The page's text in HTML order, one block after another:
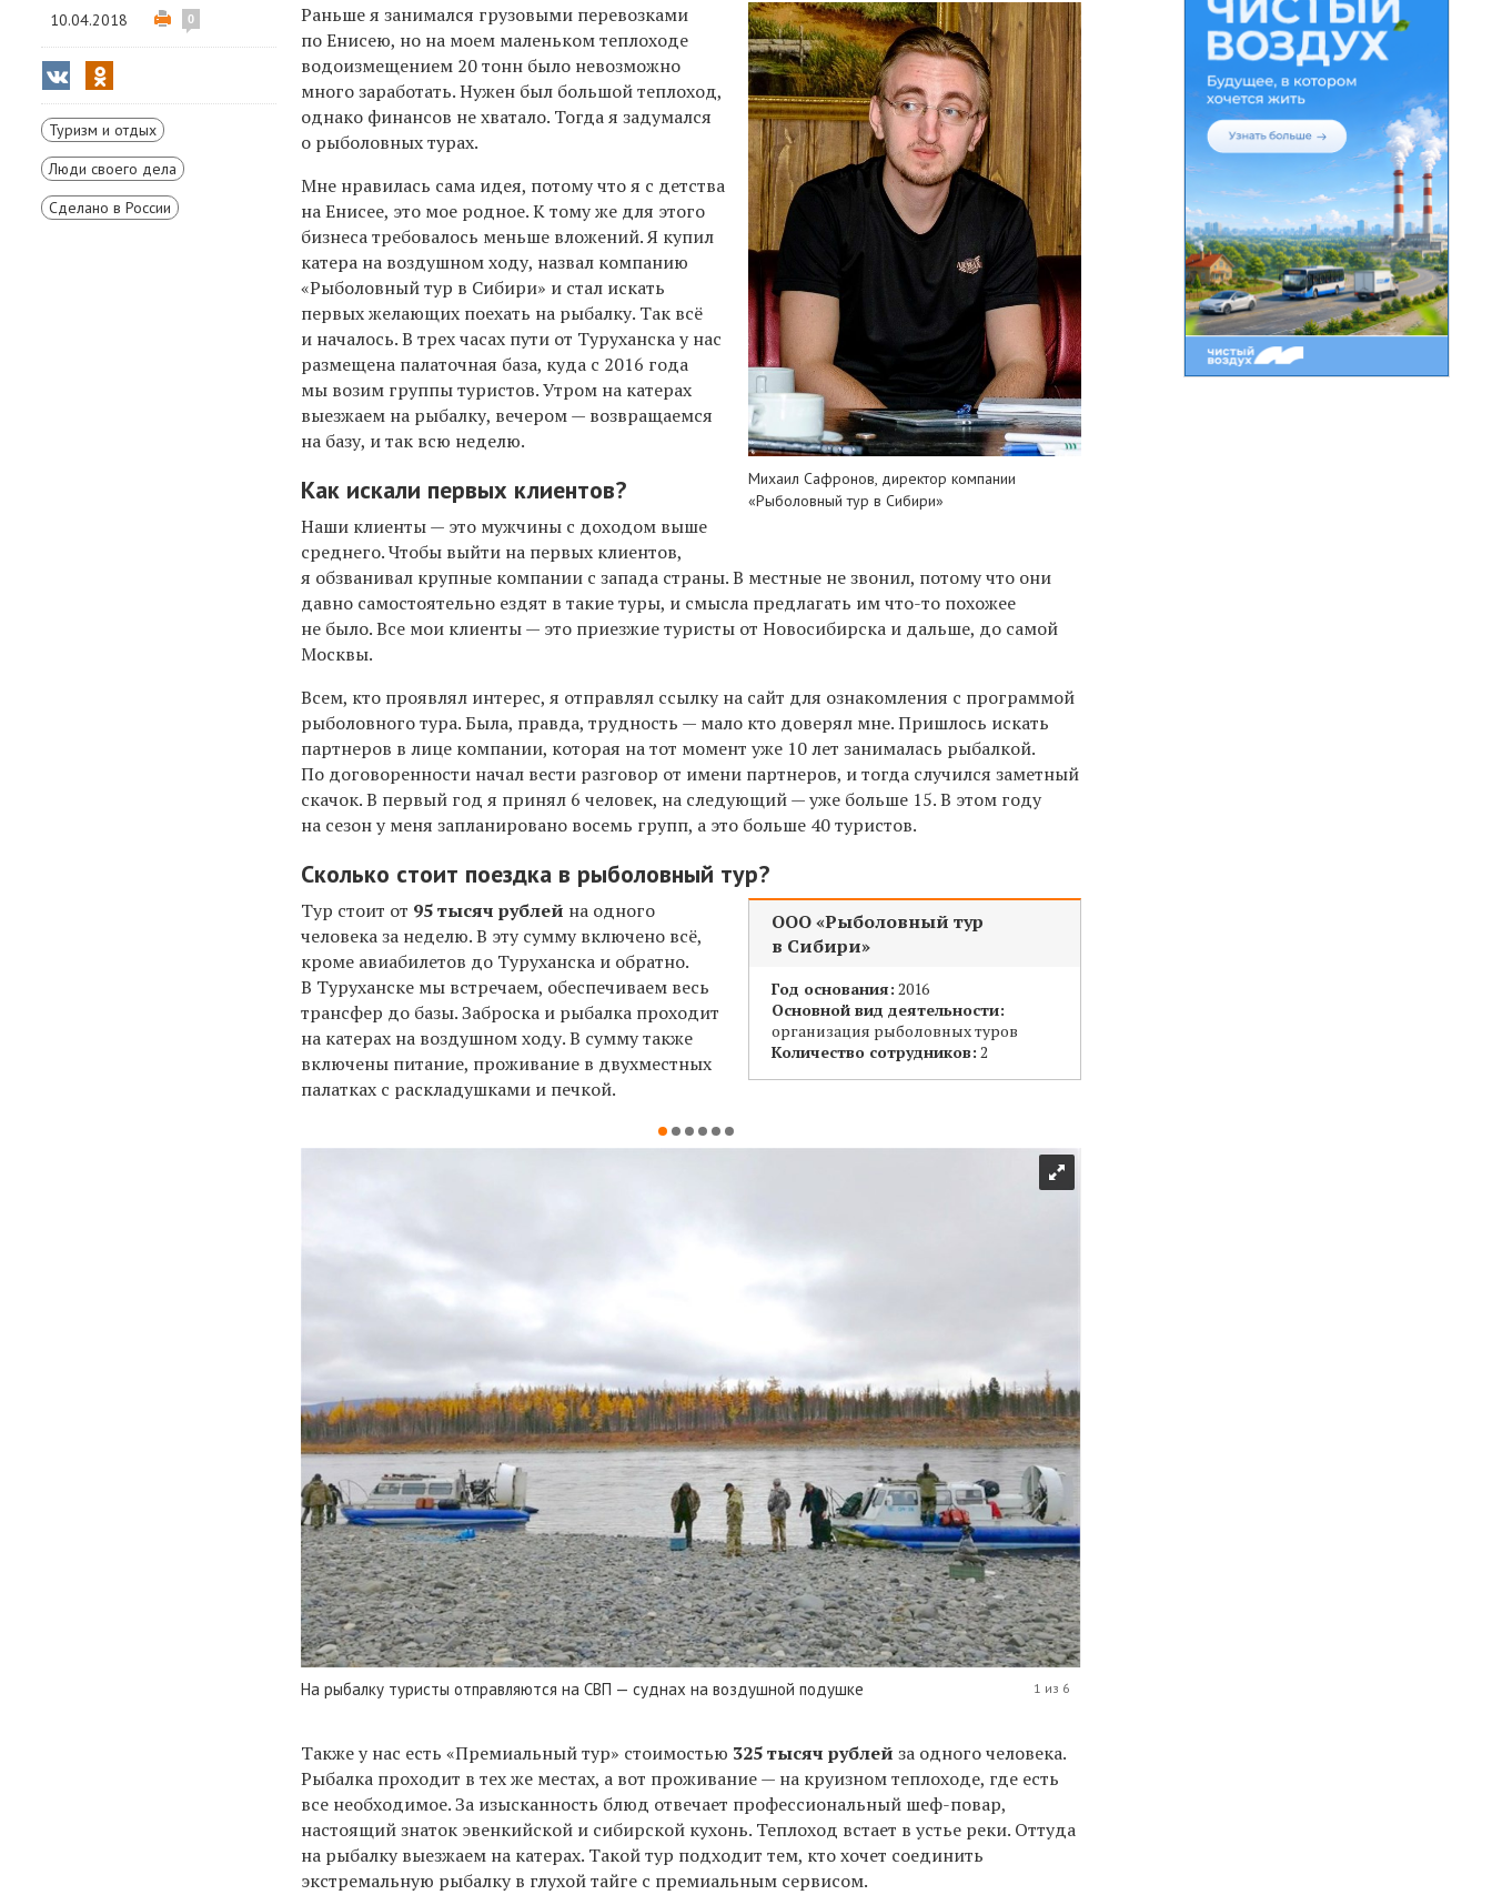
10.04.2018 0
Туризм и отдых
Люди своего дела
Сделано в России
Михаил Сафронов, директор компании
«Рыболовный тур в Сибири»
Раньше я занимался грузовыми перевозками
по Енисею, но на моем маленьком теплоходе
водоизмещением 20 тонн было невозможно
много заработать. Нужен был большой теплоход,
однако финансов не хватало. Тогда я задумался
о рыболовных турах.
Мне нравилась сама идея, потому что я с детства
на Енисее, это мое родное. К тому же для этого
бизнеса требовалось меньше вложений. Я купил
катера на воздушном ходу, назвал компанию
«Рыболовный тур в Сибири» и стал искать
первых желающих поехать на рыбалку. Так всё
и началось. В трех часах пути от Туруханска у нас
размещена палаточная база, куда с 2016 года
мы возим группы туристов. Утром на катерах
выезжаем на рыбалку, вечером — возвращаемся
на базу, и так всю неделю.
Как искали первых клиентов?
Наши клиенты — это мужчины с доходом выше
среднего. Чтобы выйти на первых клиентов,
я обзванивал крупные компании с запада страны. В местные не звонил, потому что они
давно самостоятельно ездят в такие туры, и смысла предлагать им что-то похожее
не было. Все мои клиенты — это приезжие туристы от Новосибирска и дальше, до самой
Москвы.
Всем, кто проявлял интерес, я отправлял ссылку на сайт для ознакомления с программой
рыболовного тура. Была, правда, трудность — мало кто доверял мне. Пришлось искать
партнеров в лице компании, которая на тот момент уже 10 лет занималась рыбалкой.
По договоренности начал вести разговор от имени партнеров, и тогда случился заметный
скачок. В первый год я принял 6 человек, на следующий — уже больше 15. В этом году
на сезон у меня запланировано восемь групп, а это больше 40 туристов.
Сколько стоит поездка в рыболовный тур?
ООО «Рыболовный тур
в Сибири»
Год основания: 2016
Основной вид деятельности:
организация рыболовных туров
Количество сотрудников: 2
Тур стоит от 95 тысяч рублей на одного
человека за неделю. В эту сумму включено всё,
кроме авиабилетов до Туруханска и обратно.
В Туруханске мы встречаем, обеспечиваем весь
трансфер до базы. Заброска и рыбалка проходит
на катерах на воздушном ходу. В сумму также
включены питание, проживание в двухместных
палатках с раскладушками и печкой.
На рыбалку туристы отправляются на СВП — суднах на воздушной подушке 1 из 6
Также у нас есть «Премиальный тур» стоимостью 325 тысяч рублей за одного человека.
Рыбалка проходит в тех же местах, а вот проживание — на круизном теплоходе, где есть
все необходимое. За изысканность блюд отвечает профессиональный шеф-повар,
настоящий знаток эвенкийской и сибирской кухонь. Теплоход встает в устье реки. Оттуда
на рыбалку выезжаем на катерах. Такой тур подходит тем, кто хочет соединить
экстремальную рыбалку в глухой тайге с премиальным сервисом.